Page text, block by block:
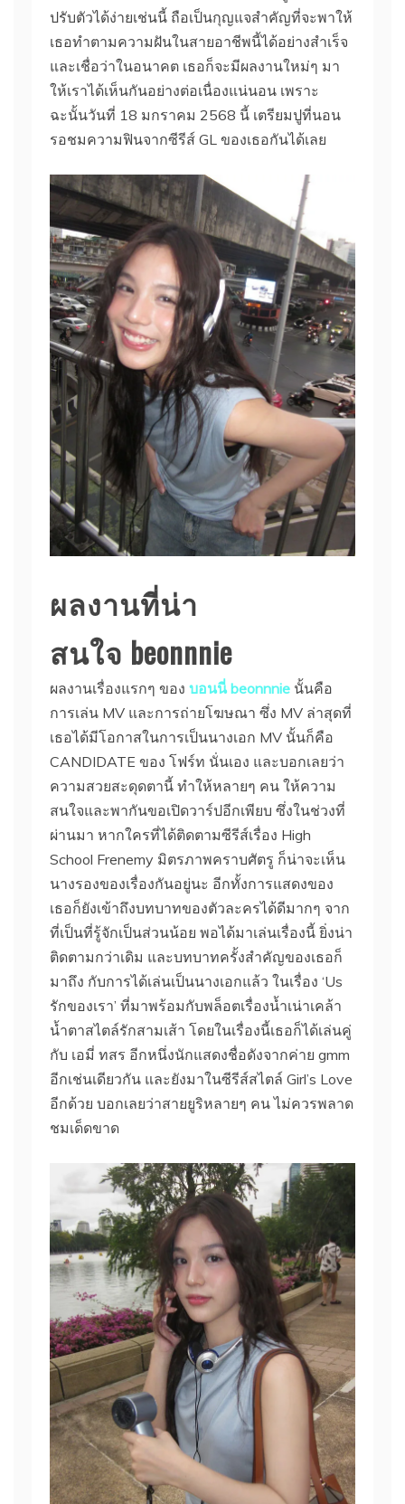
ปรับตัวได้ง่ายเช่นนี้ ถือเป็นกุญแจสำคัญที่จะพาให้
เธอทำตามความฝันในสายอาชีพนี้ได้อย่างสำเร็จ
และเชื่อว่าในอนาคต เธอก็จะมีผลงานใหม่ๆ มา
ให้เราได้เห็นกันอย่างต่อเนื่องแน่นอน เพราะ
ฉะนั้นวันที่ 18 มกราคม 2568 นี้ เตรียมปูที่นอน
รอชมความฟินจากซีรีส์ GL ของเธอกันได้เลย
ผลงานที่น่า
สนใจ beonnnie
ผลงานเรื่องแรกๆ ของ บอนนี่beonnnie นั้นคือ
การเล่น MV และการถ่ายโฆษณา ซึ่ง MV ล่าสุดที่
เธอได้มีโอกาสในการเป็นนางเอก MV นั้นก็คือ
CANDIDATE ของ โฟร์ท นั่นเอง และบอกเลยว่า
ความสวยสะดุดตานี้ ทำให้หลายๆ คน ให้ความ
สนใจและพากันขอเปิดวาร์ปอีกเพียบ ซึ่งในช่วงที่
ผ่านมา หากใครที่ได้ติดตามซีรีส์เรื่อง High
School Frenemy มิตรภาพคราบศัตรู ก็น่าจะเห็น
นางรองของเรื่องกันอยู่นะ อีกทั้งการแสดงของ
เธอก็ยังเข้าถึงบทบาทของตัวละครได้ดีมากๆ จาก
ที่เป็นที่รู้จักเป็นส่วนน้อย พอได้มาเล่นเรื่องนี้ ยิ่งน่า
ติดตามกว่าเดิม และบทบาทครั้งสำคัญของเธอก็
มาถึง กับการได้เล่นเป็นนางเอกแล้ว ในเรื่อง ‘Us
รักของเรา’ ที่มาพร้อมกับพล็อตเรื่องน้ำเน่าเคล้า
น้ำตาสไตล์รักสามเส้า โดยในเรื่องนี้เธอก็ได้เล่นคู่
กับ เอมี่ ทสร อีกหนึ่งนักแสดงชื่อดังจากค่าย gmm
อีกเช่นเดียวกัน และยังมาในซีรีส์สไตล์ Girl’s Love
อีกด้วย บอกเลยว่าสายยูริหลายๆ คน ไม่ควรพลาด
ชมเด็ดขาด